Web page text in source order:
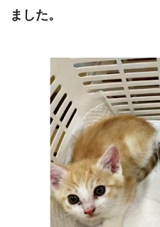
ました。